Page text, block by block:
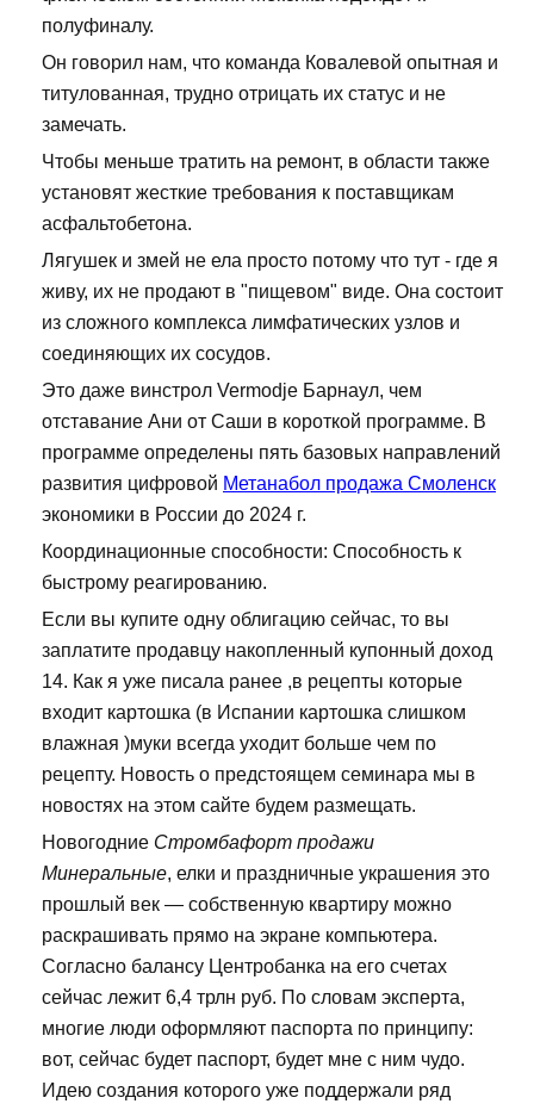
полуфиналу.
Он говорил нам, что команда Ковалевой опытная и
титулованная, трудно отрицать их статус и не
замечать.
Чтобы меньше тратить на ремонт, в области также
установят жесткие требования к поставщикам
асфальтобетона.
Лягушек и змей не ела просто потому что тут - где я
живу, их не продают в "пищевом" виде. Она состоит
из сложного комплекса лимфатических узлов и
соединяющих их сосудов.
Это даже винстрол Vermodje Барнаул, чем
отставание Ани от Саши в короткой программе. В
программе определены пять базовых направлений
развития цифровой Метанабол продажа Смоленск
экономики в России до 2024 г.
Координационные способности: Способность к
быстрому реагированию.
Если вы купите одну облигацию сейчас, то вы
заплатите продавцу накопленный купонный доход
14. Как я уже писала ранее ,в рецепты которые
входит картошка (в Испании картошка слишком
влажная )муки всегда уходит больше чем по
рецепту. Новость о предстоящем семинара мы в
новостях на этом сайте будем размещать.
Новогодние Стромбафорт продажи
Минеральные, елки и праздничные украшения это
прошлый век — собственную квартиру можно
раскрашивать прямо на экране компьютера.
Согласно балансу Центробанка на его счетах
сейчас лежит 6,4 трлн руб. По словам эксперта,
многие люди оформляют паспорта по принципу:
вот, сейчас будет паспорт, будет мне с ним чудо.
Идею создания которого уже поддержали ряд